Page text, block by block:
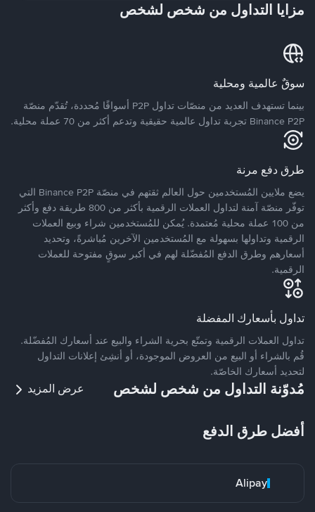
مزايا التداول من شخص لشخص
سوقٌ عالمية ومحلية
بينما تستهدف العديد من منصّات تداول P2P أسواقًا مُحددة، تُقدّم منصّة
Binance P2P تجربة تداول عالمية حقيقية وتدعم أكثر من 70 عملة محلية.
طرق دفع مرنة
يضع ملايين المُستخدمين حول العالم ثقتهم في منصّة Binance P2P التي
توفّر منصّة آمنة لتداول العملات الرقمية بأكثر من 800 طريقة دفع وأكثر
من 100 عملة محلية مُعتمدة. يُمكن للمُستخدمين شراء وبيع العملات
الرقمية وتداولها بسهولة مع المُستخدمين الآخرين مُباشرةً، وتحديد
أسعارهم وطرق الدفع المُفضّلة لهم في أكبر سوقٍ مفتوحة للعملات
الرقمية.
تداول بأسعارك المفضلة
تداول العملات الرقمية وتمتّع بحرية الشراء والبيع عند أسعارك المُفضّلة.
قُم بالشراء أو البيع من العروض الموجودة، أو أنشِئ إعلانات التداول
لتحديد أسعارك الخاصّة.
مُدوّنة التداول من شخص لشخص عرض المزيد
أفضل طرق الدفع
Alipay